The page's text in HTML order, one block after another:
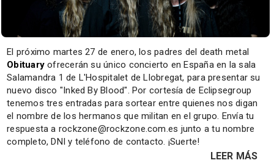
El próximo martes 27 de enero, los padres del death metal
Obituaryofrecerán su único concierto en España en la sala
Salamandra 1 de L'Hospitalet de Llobregat, para presentar su
nuevo disco "Inked By Blood". Por cortesía de Eclipsegroup
tenemos tres entradas para sortear entre quienes nos digan
el nombre de los hermanos que militan en el grupo. Envía tu
respuesta a rockzone@rockzone.com.es junto a tu nombre
completo, DNI y teléfono de contacto. ¡Suerte!
LEER MÁS